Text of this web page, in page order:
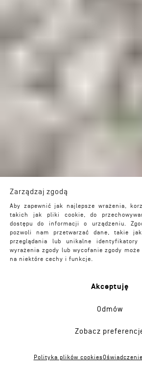
Zarządzaj zgodą
Aby zapewnić jak najlepsze wrażenia,
takich jak pliki cookie, do
dostępu do informacji o urządzeniu.
pozwoli nam przetwarzać dane, takie
przeglądania lub unikalne
wyrażenia zgody lub wycofanie zgody
na niektóre cechy i funkcje.
Akceptuję
Odmów
Zobacz
Polityka plików cookies